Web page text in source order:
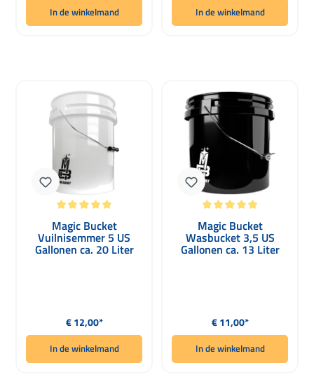
In de winkelmand In de winkelmand
Magic Bucket
Vuilnisemmer 5 US
Gallonen ca. 20 Liter
Normale prijs:
€ 12,00*
In de winkelmand
Magic Bucket
Wasbucket 3,5 US
Gallonen ca. 13 Liter
Normale prijs:
€ 11,00*
In de winkelmand